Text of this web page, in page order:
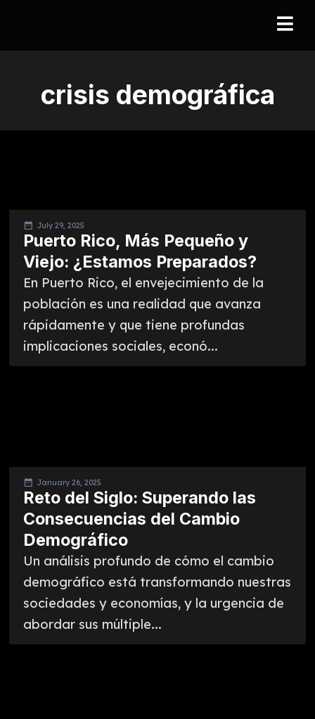
crisis demográfica
July 29, 2025
Puerto Rico, Más Pequeño y
Viejo: ¿Estamos Preparados?
En Puerto Rico, el envejecimiento de la
población es una realidad que avanza
rápidamente y que tiene profundas
implicaciones sociales, econó...
January 26, 2025
Reto del Siglo: Superando las
Consecuencias del Cambio
Demográfico
Un análisis profundo de cómo el cambio
demográfico está transformando nuestras
sociedades y economías, y la urgencia de
abordar sus múltiple...